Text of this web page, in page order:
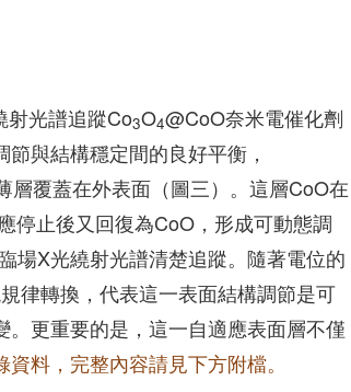
射光譜追蹤Co3O4@CoO奈米電催化劑
與結構穩定間的良好平衡，
覆蓋在外表面（圖三）。這層CoO在
停止後又回復為CoO，形成可動態調
場X光繞射光譜清楚追蹤。隨著電位的
律轉換，代表這一表面結構調節是可
更重要的是，這一自適應表面層不僅
料，完整內容請見下方附檔。